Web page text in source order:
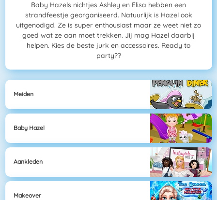
Baby Hazels nichtjes Ashley en Elisa hebben een
strandfeestje georganiseerd. Natuurlijk is Hazel ook
uitgenodigd. Ze is super enthousiast maar ze weet niet zo
goed wat ze aan moet trekken. Jij mag Hazel daarbij
helpen. Kies de beste jurk en accessoires. Ready to
party??
Meiden
Baby Hazel
Aankleden
Makeover